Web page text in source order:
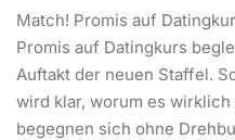
Match! Promis auf
Promis auf Datingkurs
Auftakt der neuen Staffel.
wird klar, worum es
begegnen sich ohne